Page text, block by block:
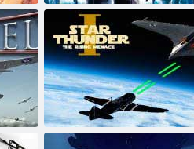
גנוקריוו עסַאמ
שטערן טאַנדער